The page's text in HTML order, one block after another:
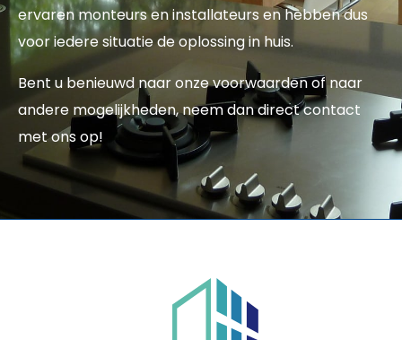
ervaren monteurs en installateurs en hebben dus
voor iedere situatie de oplossing in huis.
Bent u benieuwd naar onze voorwaarden of naar
andere mogelijkheden, neem dan direct contact
met ons op!